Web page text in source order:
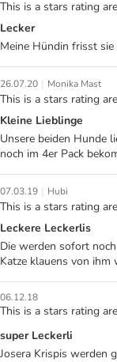
This is a stars rating
Lecker
Meine Hündin frisst sie
26.07.20 | Monika Mast
This is a stars rating
Kleine Lieblinge
Unsere beiden Hunde
noch im 4er Pack
07.03.19 | Hubi
This is a stars rating
Leckere Leckerlis
Die werden sofort
Katze klauens von ihm
06.12.18
This is a stars rating
super Leckerli
Josera Krispis werden